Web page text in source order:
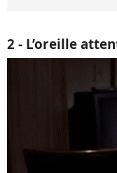
2 - L’oreille